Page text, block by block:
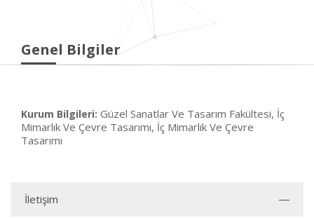
Genel Bilgiler
Kurum Bilgileri: Güzel Sanatlar Ve Tasarım Fakültesi, İç
Mimarlık Ve Çevre Tasarımı, İç Mimarlık Ve Çevre
Tasarımı
İletişim